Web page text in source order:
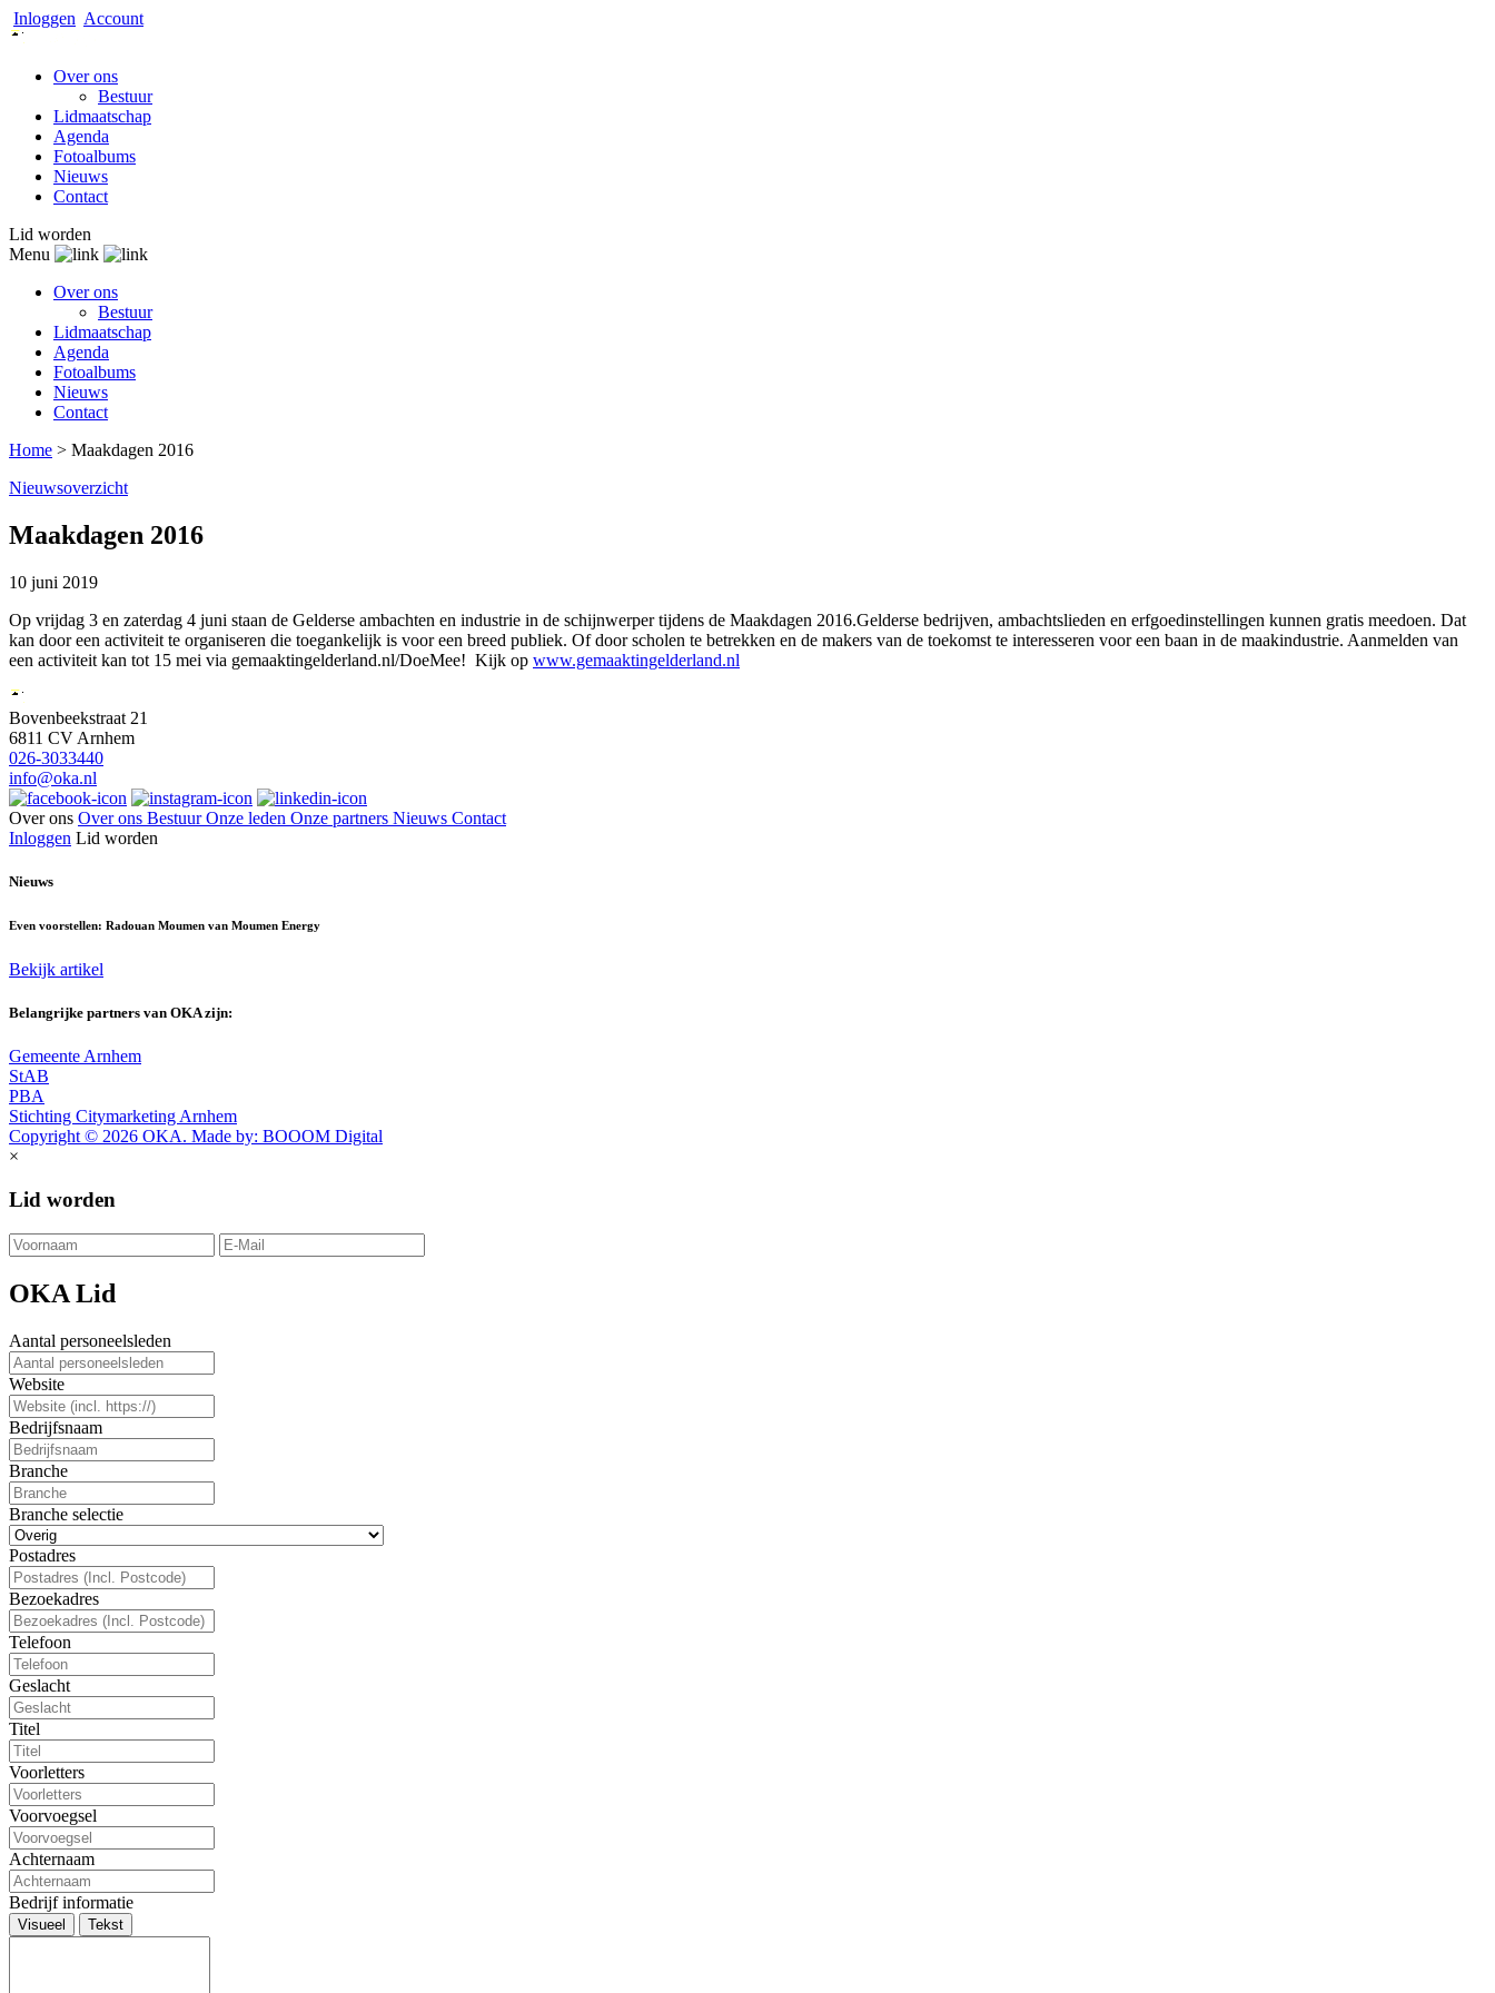
Inloggen Account
Over ons
Bestuur
Lidmaatschap
Agenda
Fotoalbums
Nieuws
Contact
Lid worden
Menu
Over ons
Bestuur
Lidmaatschap
Agenda
Fotoalbums
Nieuws
Contact
Home > Maakdagen 2016
Nieuwsoverzicht
Maakdagen 2016
10 juni 2019
Op vrijdag 3 en zaterdag 4 juni staan de Gelderse ambachten en industrie in de schijnwerper tijdens de Maakdagen 2016.Gelderse bedrijven, ambachtslieden en erfgoedinstellingen kunnen gratis meedoen. Dat
kan door een activiteit te organiseren die toegankelijk is voor een breed publiek. Of door scholen te betrekken en de makers van de toekomst te interesseren voor een baan in de maakindustrie. Aanmelden van
een activiteit kan tot 15 mei via gemaaktingelderland.nl/DoeMee! Kijk op www.gemaaktingelderland.nl
Bovenbeekstraat 21
6811 CV Arnhem
026-3033440
info@oka.nl
Over ons Over ons BestuurOnze leden Onze partners Nieuws Contact
Inloggen Lid worden
Nieuws
Even voorstellen: Radouan Moumen van Moumen Energy
Bekijk artikel
Belangrijke partners van OKA zijn:
Gemeente Arnhem
StAB
PBA
Stichting Citymarketing Arnhem
Copyright © 2026 OKA. Made by: BOOOM Digital
×
Lid worden
OKA Lid
Aantal personeelsleden
Website
Bedrijfsnaam
Branche
Branche selectie
Postadres
Bezoekadres
Telefoon
Geslacht
Titel
Voorletters
Voorvoegsel
Achternaam
Bedrijf informatie
Visueel Tekst